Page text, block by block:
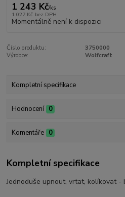
1 243 Kč/ks
1 027 Kč bez DPH
Momentálně není k dispozici
Číslo produktu:
3750000
Výrobce:
Wolfcraft
Kompletní specifikace
Hodnocení 0
Komentáře 0
Kompletní specifikace
Jednoduše upnout, vrtat, kolíkovat -